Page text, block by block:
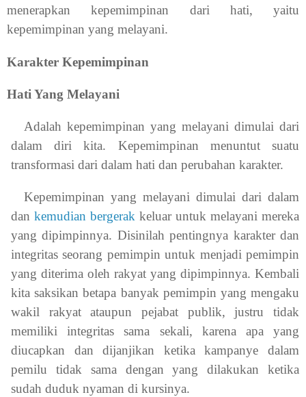
menerapkan kepemimpinan dari hati, yaitu
kepemimpinan yang melayani.
Karakter Kepemimpinan
Hati Yang Melayani
Adalah kepemimpinan yang melayani dimulai dari
dalam diri kita. Kepemimpinan menuntut suatu
transformasi dari dalam hati dan perubahan karakter.
Kepemimpinan yang melayani dimulai dari dalam
dan kemudian bergerak keluar untuk melayani mereka
yang dipimpinnya. Disinilah pentingnya karakter dan
integritas seorang pemimpin untuk menjadi pemimpin
yang diterima oleh rakyat yang dipimpinnya. Kembali
kita saksikan betapa banyak pemimpin yang mengaku
wakil rakyat ataupun pejabat publik, justru tidak
memiliki integritas sama sekali, karena apa yang
diucapkan dan dijanjikan ketika kampanye dalam
pemilu tidak sama dengan yang dilakukan ketika
sudah duduk nyaman di kursinya.